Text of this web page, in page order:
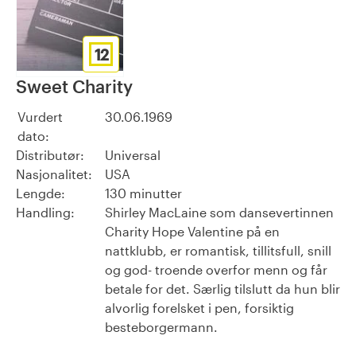
12
Sweet Charity
Vurdert
dato:
30.06.1969
Distributør:
Universal
Nasjonalitet:
USA
Lengde:
130 minutter
Handling:
Shirley MacLaine som dansevertinnen
Charity Hope Valentine på en
nattklubb, er romantisk, tillitsfull, snill
og god- troende overfor menn og får
betale for det. Særlig tilslutt da hun blir
alvorlig forelsket i pen, forsiktig
besteborgermann.